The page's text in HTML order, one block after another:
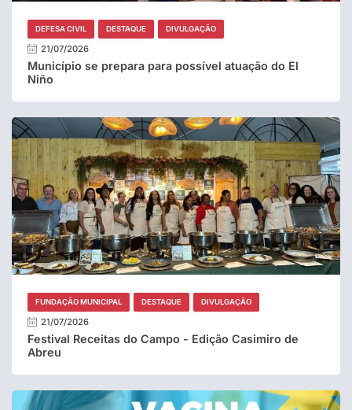
DEFESA CIVIL DESTAQUE DIVULGAÇÃO
21/07/2026
Município se prepara para possível atuação do El
Niño
FUNDAÇÃO MUNICIPAL DESTAQUE DIVULGAÇÃO
21/07/2026
Festival Receitas do Campo - Edição Casimiro de
Abreu